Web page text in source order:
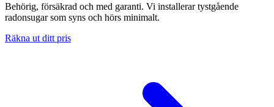
Behörig, försäkrad och med garanti. Vi installerar tystgående
radonsugar som syns och hörs minimalt.
Räkna ut ditt pris